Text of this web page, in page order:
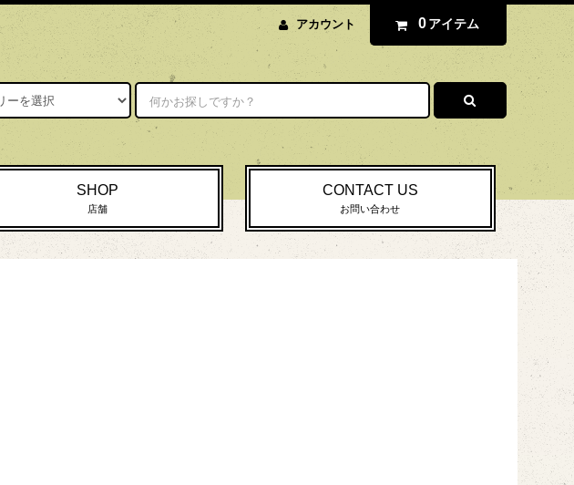
アカウント 0 アイテム
SHOP
店舗
CONTACT US
お問い合わせ